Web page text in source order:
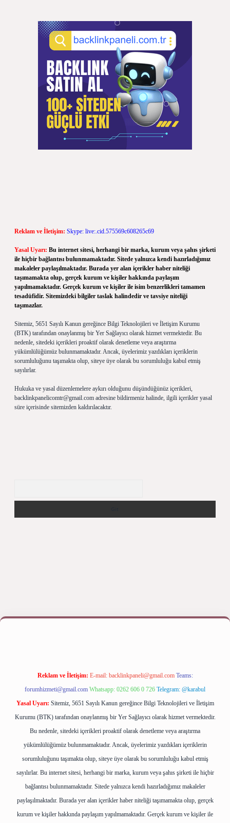
Reklam ve İletişim: Skype: live:.cid.575569c608265c69
Yasal Uyarı: Bu internet sitesi, herhangi bir marka, kurum veya şahıs şirketi
ile hiçbir bağlantısı bulunmamaktadır. Sitede yalnızca kendi hazırladığımız
makaleler paylaşılmaktadır. Burada yer alan içerikler haber niteliği
taşımamakta olup, gerçek kurum ve kişiler hakkında paylaşım
yapılmamaktadır. Gerçek kurum ve kişiler ile isim benzerlikleri tamamen
tesadüfidir. Sitemizdeki bilgiler taslak halindedir ve tavsiye niteliği
taşımazlar.
Sitemiz, 5651 Sayılı Kanun gereğince Bilgi Teknolojileri ve İletişim Kurumu
(BTK) tarafından onaylanmış bir Yer Sağlayıcı olarak hizmet vermektedir. Bu
nedenle, sitedeki içerikleri proaktif olarak denetleme veya araştırma
yükümlülüğümüz bulunmamaktadır. Ancak, üyelerimiz yazdıkları içeriklerin
sorumluluğunu taşımakta olup, siteye üye olarak bu sorumluluğu kabul etmiş
sayılırlar.
Hukuka ve yasal düzenlemelere aykırı olduğunu düşündüğünüz içerikleri,
backlinkpanelicomtr@gmail.com adresine bildirmeniz halinde, ilgili içerikler yasal
süre içerisinde sitemizden kaldırılacaktır.
giriş yapbetexper bahis
Reklam ve İletişim: E-mail: backlinkpaneli@gmail.com Teams:
forumhizmeti@gmail.com Whatsapp: 0262 606 0 726 Telegram: @karabul
Yasal Uyarı: Sitemiz, 5651 Sayılı Kanun gereğince Bilgi Teknolojileri ve İletişim
Kurumu (BTK) tarafından onaylanmış bir Yer Sağlayıcı olarak hizmet vermektedir.
Bu nedenle, sitedeki içerikleri proaktif olarak denetleme veya araştırma
yükümlülüğümüz bulunmamaktadır. Ancak, üyelerimiz yazdıkları içeriklerin
sorumluluğunu taşımakta olup, siteye üye olarak bu sorumluluğu kabul etmiş
sayılırlar. Bu internet sitesi, herhangi bir marka, kurum veya şahıs şirketi ile hiçbir
bağlantısı bulunmamaktadır. Sitede yalnızca kendi hazırladığımız makaleler
paylaşılmaktadır. Burada yer alan içerikler haber niteliği taşımamakta olup, gerçek
kurum ve kişiler hakkında paylaşım yapılmamaktadır. Gerçek kurum ve kişiler ile